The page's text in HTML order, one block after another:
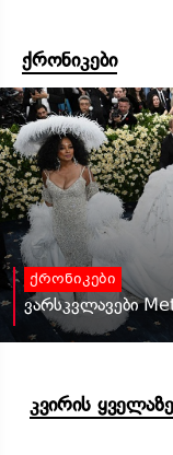
ქრონიკები
ქრონიკები
ვარსკვლავები
კვირის